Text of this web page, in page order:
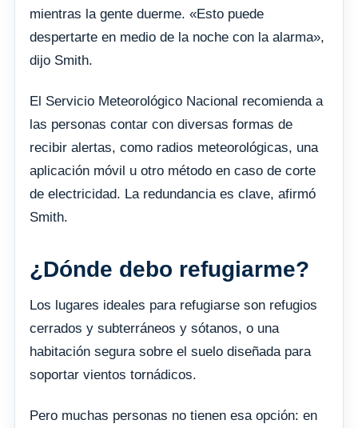
mientras la gente duerme. «Esto puede
despertarte en medio de la noche con la alarma»,
dijo Smith.
El Servicio Meteorológico Nacional recomienda a
las personas contar con diversas formas de
recibir alertas, como radios meteorológicas, una
aplicación móvil u otro método en caso de corte
de electricidad. La redundancia es clave, afirmó
Smith.
¿Dónde debo refugiarme?
Los lugares ideales para refugiarse son refugios
cerrados y subterráneos y sótanos, o una
habitación segura sobre el suelo diseñada para
soportar vientos tornádicos.
Pero muchas personas no tienen esa opción: en